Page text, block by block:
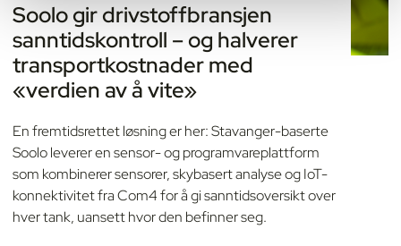
Soolo gir drivstoffbransjen
sanntidskontroll – og halverer
transportkostnader med
«verdien av å vite»
En fremtidsrettet løsning er her: Stavanger-baserte
Soolo leverer en sensor- og programvareplattform
som kombinerer sensorer, skybasert analyse og IoT-
konnektivitet fra Com4 for å gi sanntidsoversikt over
hver tank, uansett hvor den befinner seg.